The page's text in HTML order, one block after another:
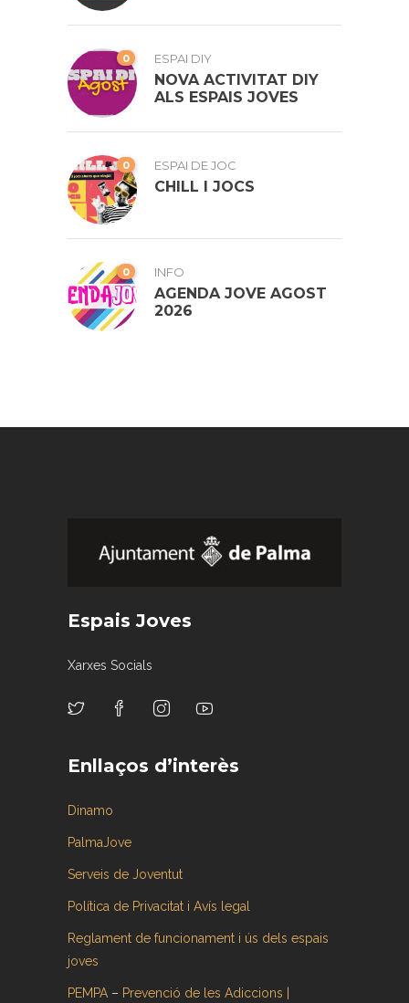
0 ESPAI DIY
NOVA ACTIVITAT DIY
ALS ESPAIS JOVES
0 ESPAI DE JOC
CHILL I JOCS
0 INFO
AGENDA JOVE AGOST
2026
Espais Joves
Xarxes Socials
Enllaços d’interès
Dinamo
PalmaJove
Serveis de Joventut
Política de Privacitat i Avís legal
Reglament de funcionament i ús dels espais
joves
PEMPA – Prevenció de les Adiccions |